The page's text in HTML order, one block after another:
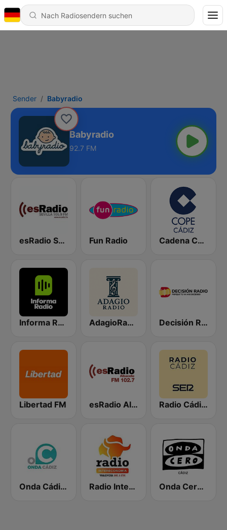
Sender Babyradio
Babyradio
92.7 FM
esRadio Sevilla Fun Radio Cadena COPE Cádiz
Informa Radio AdagioRadio Decisión Radio
Libertad FM esRadio Albacete Radio Cádiz SER
Onda Cádiz Radio Radio Intereconomía Onda Cero Cádiz